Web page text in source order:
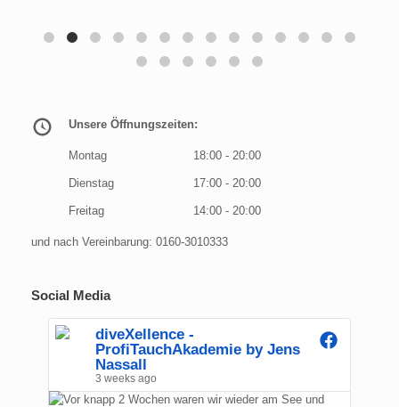
Unsere Öffnungszeiten:
Montag 18:00 - 20:00
Dienstag 17:00 - 20:00
Freitag 14:00 - 20:00
und nach Vereinbarung: 0160-3010333
Social Media
diveXellence -
ProfiTauchAkademie by Jens
Nassall
3 weeks ago